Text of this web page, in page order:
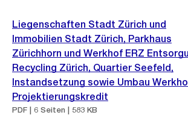
Liegenschaften Stadt Zürich und
Immobilien Stadt Zürich, Parkhaus
Zürichhorn und Werkhof ERZ
Recycling Zürich, Quartier Seefeld,
Instandsetzung sowie Umbau
Projektierungskredit
PDF | 6 Seiten | 583 KB